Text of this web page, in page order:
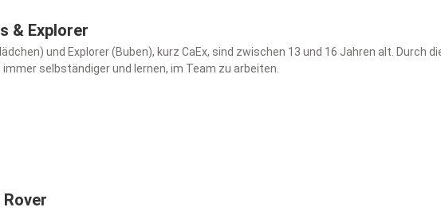
& Explorer
und Explorer (Buben), kurz CaEx, sind zwischen 13 und 16 Jahren alt. Durch
selbständiger und lernen, im Team zu arbeiten.
Rover